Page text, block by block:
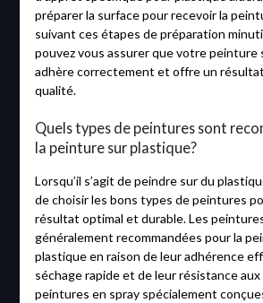
préparer la surface pour recevoir la
suivant ces étapes de préparation
pouvez vous assurer que votre peinture
adhère correctement et offre un
qualité.
Quels types de peintures sont
la peinture sur plastique?
Lorsqu’il s’agit de peindre sur du
de choisir les bons types de peintures
résultat optimal et durable. Les
généralement recommandées pour la
plastique en raison de leur adhérence
séchage rapide et de leur résistance aux
peintures en spray spécialement